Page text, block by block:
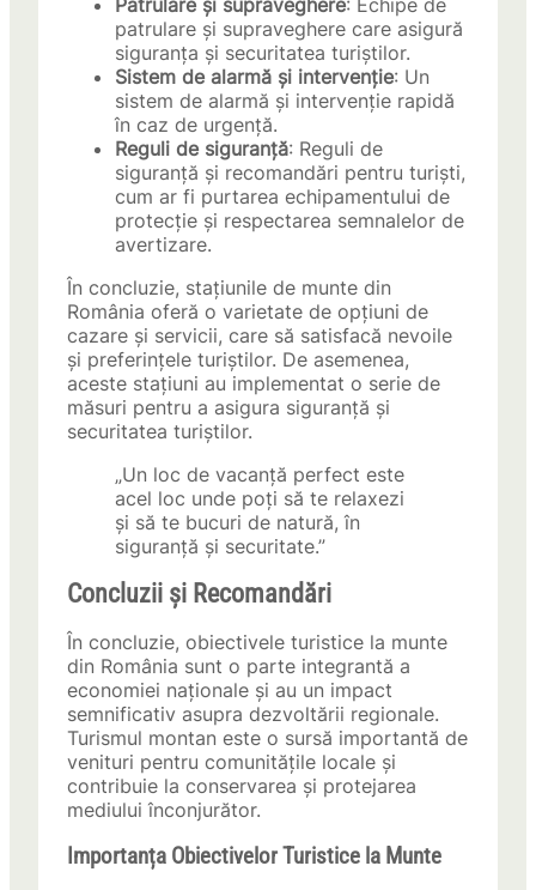
Patrulare și supraveghere: Echipe de
patrulare și supraveghere care asigură
siguranța și securitatea turiștilor.
Sistem de alarmă și intervenție: Un
sistem de alarmă și intervenție rapidă
în caz de urgență.
Reguli de siguranță: Reguli de
siguranță și recomandări pentru turiști,
cum ar fi purtarea echipamentului de
protecție și respectarea semnalelor de
avertizare.
În concluzie, stațiunile de munte din
România oferă o varietate de opțiuni de
cazare și servicii, care să satisfacă nevoile
și preferințele turiștilor. De asemenea,
aceste stațiuni au implementat o serie de
măsuri pentru a asigura siguranță și
securitatea turiștilor.
„Un loc de vacanță perfect este
acel loc unde poți să te relaxezi
și să te bucuri de natură, în
siguranță și securitate.”
Concluzii și Recomandări
În concluzie, obiectivele turistice la munte
din România sunt o parte integrantă a
economiei naționale și au un impact
semnificativ asupra dezvoltării regionale.
Turismul montan este o sursă importantă de
venituri pentru comunitățile locale și
contribuie la conservarea și protejarea
mediului înconjurător.
Importanța Obiectivelor Turistice la Munte